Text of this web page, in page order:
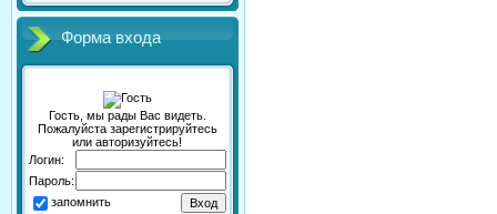
Форма входа
Гость, мы рады Вас видеть.
Пожалуйста зарегистрируйтесь
или авторизуйтесь!
Логин:
Пароль:
запомнить